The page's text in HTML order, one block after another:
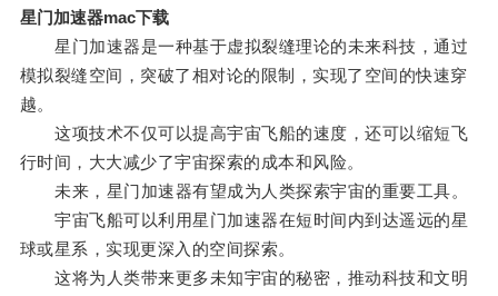
星门加速器mac下载
星门加速器是一种基于虚拟裂缝理论的未来科技，通过
模拟裂缝空间，突破了相对论的限制，实现了空间的快速穿
越。
这项技术不仅可以提高宇宙飞船的速度，还可以缩短飞
行时间，大大减少了宇宙探索的成本和风险。
未来，星门加速器有望成为人类探索宇宙的重要工具。
宇宙飞船可以利用星门加速器在短时间内到达遥远的星
球或星系，实现更深入的空间探索。
这将为人类带来更多未知宇宙的秘密，推动科技和文明